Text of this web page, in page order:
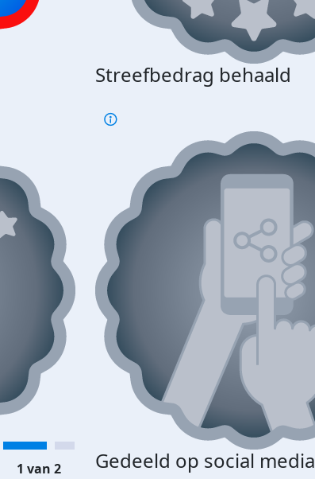
Streefbedrag behaald
Gedeeld op social media
1 van 2